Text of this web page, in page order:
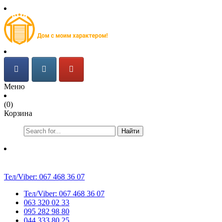
Меню
(0)
Корзина
Найти
Тел/Viber: 067 468 36 07
Тел/Viber: 067 468 36 07
063 320 02 33
095 282 98 80
044 333 80 25